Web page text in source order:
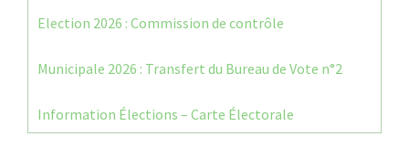
Election 2026 : Commission de contrôle
Municipale 2026 : Transfert du Bureau de Vote n°2
Information Élections – Carte Électorale